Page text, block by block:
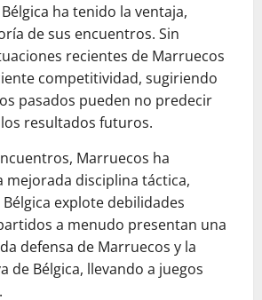
ha tenido la ventaja,
de sus encuentros. Sin
recientes de Marruecos
competitividad, sugiriendo
pasados pueden no predecir
resultados futuros.
Marruecos ha
mejorada disciplina táctica,
explote debilidades
a menudo presentan una
defensa de Marruecos y la
de Bélgica, llevando a juegos